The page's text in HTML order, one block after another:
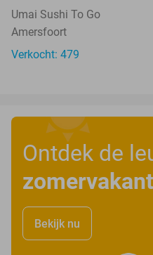
Umai Sushi To Go
Amersfoort
Verkocht: 479
Ontdek de
Bekijk nu